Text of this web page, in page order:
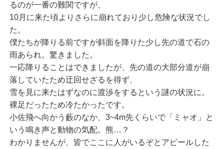
るのが一番の難関ですが、
10月に来た頃よりさらに崩れており少し危険な状況でし
た。
僕たちが降りる前ですが斜面を降りた少し先の道で石の
雨あられ。驚きました。
一応降りることはできましたが、先の道の大部分道が崩
落していたため迂回せざるを得ず、
雪を見に来たはずなのに渡渉をするという謎の状況に。
裸足だったため冷たかったです。
小佐飛へ向かう藪のなか、3~4m先くらいで「ミャオ」と
いう鳴き声と動物の気配。熊…？
わかりませんが、皆でここに人がいるぞとアピールした